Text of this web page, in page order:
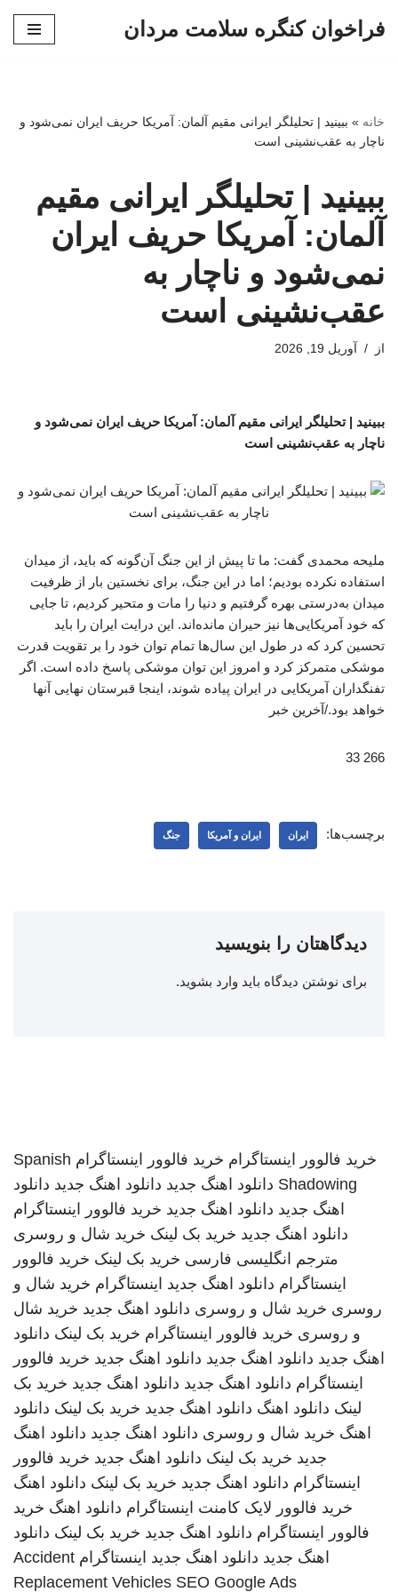
فراخوان کنگره سلامت مردان
خانه » ببینید | تحلیلگر ایرانی مقیم آلمان: آمریکا حریف ایران نمی‌شود و
ناچار به عقب‌نشینی است
ببینید | تحلیلگر ایرانی مقیم
آلمان: آمریکا حریف ایران
نمی‌شود و ناچار به
عقب‌نشینی است
از آوریل 19, 2026
ببینید | تحلیلگر ایرانی مقیم آلمان: آمریکا حریف ایران نمی‌شود و
ناچار به عقب‌نشینی است
ملیحه محمدی گفت: ما تا پیش از این جنگ آن‌گونه که باید، از میدان
استفاده نکرده بودیم؛ اما در این جنگ، برای نخستین بار از ظرفیت
میدان به‌درستی بهره گرفتیم و دنیا را مات و متحیر کردیم، تا جایی
که خود آمریکایی‌ها نیز حیران مانده‌اند. این درایت ایران را باید
تحسین کرد که در طول این سال‌ها تمام توان خود را بر تقویت قدرت
موشکی متمرکز کرد و امروز این توان موشکی پاسخ داده است. اگر
تفنگداران آمریکایی در ایران پیاده شوند، اینجا قبرستان نهایی آنها
خواهد بود./آخرین خبر
266 33
برچسب‌ها: ایران ایران و آمریکا جنگ
دیدگاهتان را بنویسید
برای نوشتن دیدگاه باید وارد بشوید.
خرید فالوور اینستاگرام خرید فالوور اینستاگرام Spanish
Shadowing دانلود اهنگ جدید دانلود اهنگ جدید دانلود
اهنگ جدید دانلود اهنگ جدید خرید فالوور اینستاگرام
دانلود اهنگ جدید خرید بک لینک خرید شال و روسری
مترجم انگلیسی فارسی خرید بک لینک خرید فالوور
اینستاگرام دانلود اهنگ جدید اینستاگرام خرید شال و
روسری خرید شال و روسری دانلود اهنگ جدید خرید شال
و روسری خرید فالوور اینستاگرام خرید بک لینک دانلود
اهنگ جدید دانلود اهنگ جدید دانلود اهنگ جدید خرید فالوور
اینستاگرام دانلود اهنگ جدید دانلود اهنگ جدید خرید بک
لینک دانلود اهنگ دانلود اهنگ جدید خرید بک لینک دانلود
اهنگ خرید شال و روسری دانلود اهنگ جدید دانلود اهنگ
جدید خرید بک لینک دانلود اهنگ جدید خرید فالوور
اینستاگرام دانلود اهنگ جدید خرید بک لینک دانلود اهنگ
خرید فالوور لایک کامنت اینستاگرام دانلود اهنگ خرید
فالوور اینستاگرام دانلود اهنگ جدید خرید بک لینک دانلود
اهنگ جدید دانلود اهنگ جدید اینستاگرام Accident
Replacement Vehicles SEO Google Ads